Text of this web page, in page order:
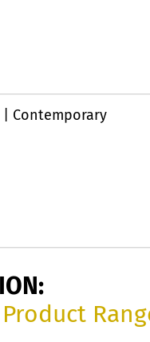
| Contemporary